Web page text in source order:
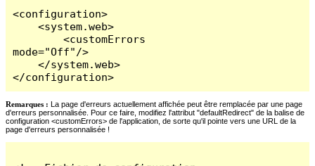
<configuration>
    <system.web>
        <customErrors
mode="Off"/>
    </system.web>
</configuration>
Remarques : La page d'erreurs actuellement affichée peut être remplacée par une page
d'erreurs personnalisée. Pour ce faire, modifiez l'attribut "defaultRedirect" de la balise de
configuration <customErrors> de l'application, de sorte qu'il pointe vers une URL de la
page d'erreurs personnalisée !